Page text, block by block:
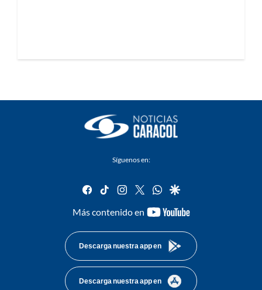
Síguenos en:
facebook
tiktok instagram
twitterwhatsapp
google
Más contenido en
youtube-
Descarga nuestra app en
Descarga nuestra app en